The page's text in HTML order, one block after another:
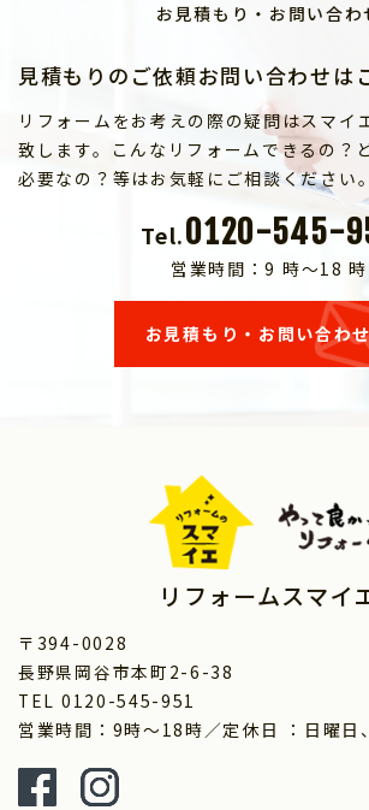
お見積もり・お問い合わ
見積もりのご依頼お問い合わせは
リフォームをお考えの際の疑問はスマイ
致します。こんなリフォームできるの？
必要なの？等はお気軽にご相談ください。
Tel.0120-545-
営業時間：9 時～18 時
お見積もり・お問い合わ
リフォームスマイ
〒394-0028
長野県岡谷市本町2-6-38
TEL 0120-545-951
営業時間：9時～18時／定休日 ：日曜日